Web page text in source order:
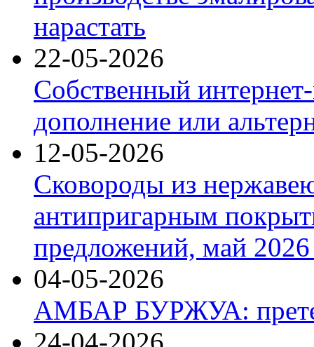
нарастать
22-05-2026
Собственный
дополнение или
12-05-2026
Сковороды из
антипригарным
предложений, май 2026
04-05-2026
АМБАР БУРЖУА: